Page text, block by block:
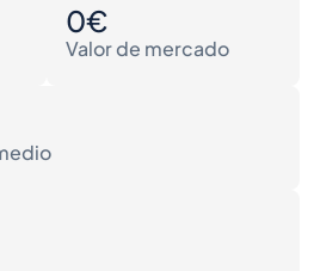
0€
Valor de mercado